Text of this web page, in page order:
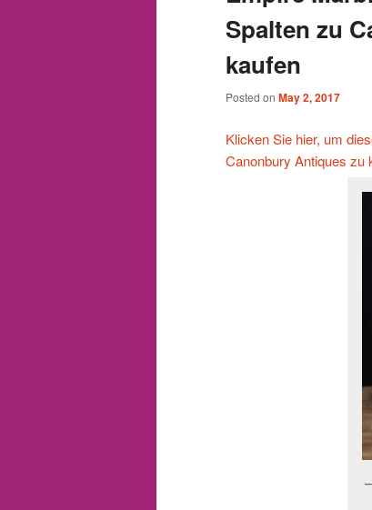
Spalten zu
kaufen
Posted on May 2, 2017
Klicken Sie hier, um
Canonbury Antiques zu